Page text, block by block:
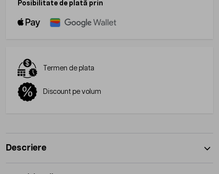
Posibilitate de plată prin
Termen de plata
Discount pe volum
Descriere